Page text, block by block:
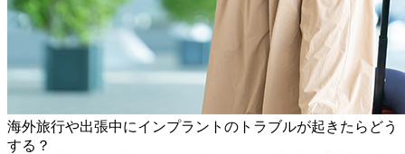
海外旅行や出張中にインプラントのトラブルが起きたらどう
する？